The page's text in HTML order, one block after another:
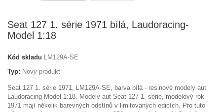
Seat 127 1. série 1971 bílá, Laudoracing-
Model 1:18
Kód skladu LM129A-SE
Typ: Nový produkt
Seat 127 1. série 1971, LM129A-SE, barva bílá - resinové modely aut
Laudoracing-Model 1:18. Modely aut Seat 127 1. série, modelový rok
1971 mají několik barevných odstínů v limitovaných edicích. Pro tuto